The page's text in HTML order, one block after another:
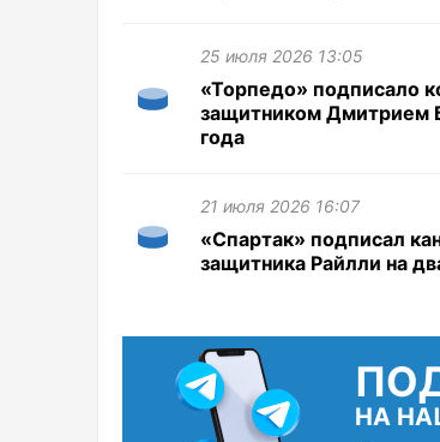
25 июля 2026 13:05
«Торпедо» подписало
защитником Дмитрием
года
21 июля 2026 16:07
«Спартак» подписал
защитника Райлли на
НА